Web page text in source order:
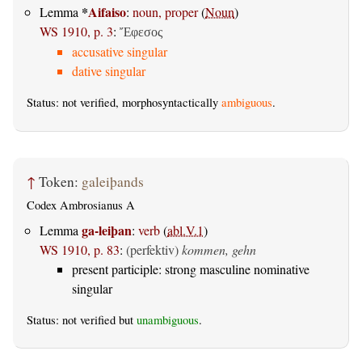
Lemma *Aifaiso: noun, proper(Noun)
WS 1910, p. 3: Ἔφεσος
accusative singular
dative singular
Status: not verified, morphosyntactically ambiguous.
↑ Token: galeiþands
Codex Ambrosianus A
Lemma ga-leiþan: verb(abl.V.1)
WS 1910, p. 83: (perfektiv)kommen, gehn
present participle: strong masculine nominative
singular
Status: not verified but unambiguous.